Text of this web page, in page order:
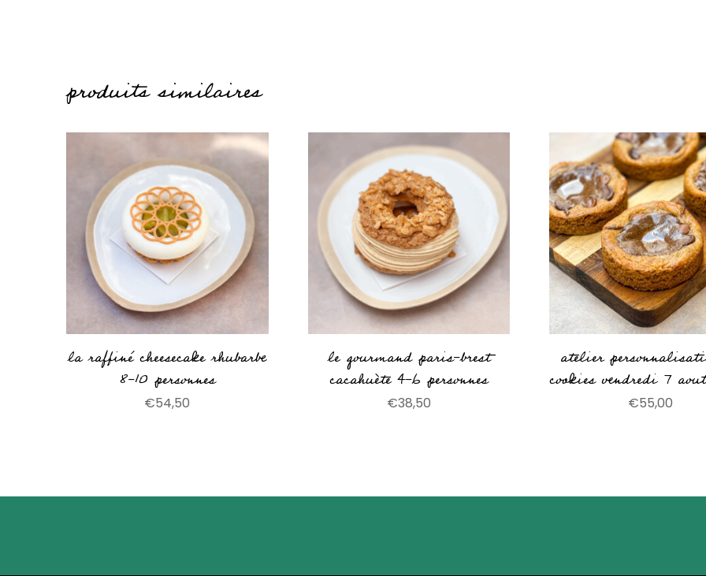
produits similaires
la raffiné cheesecake rhubarbe
8-10 personnes
€54,50
le gourmand paris-brest
cacahuète 4-6 personnes
€38,50
atelier
cookies vendredi 7
€55,00